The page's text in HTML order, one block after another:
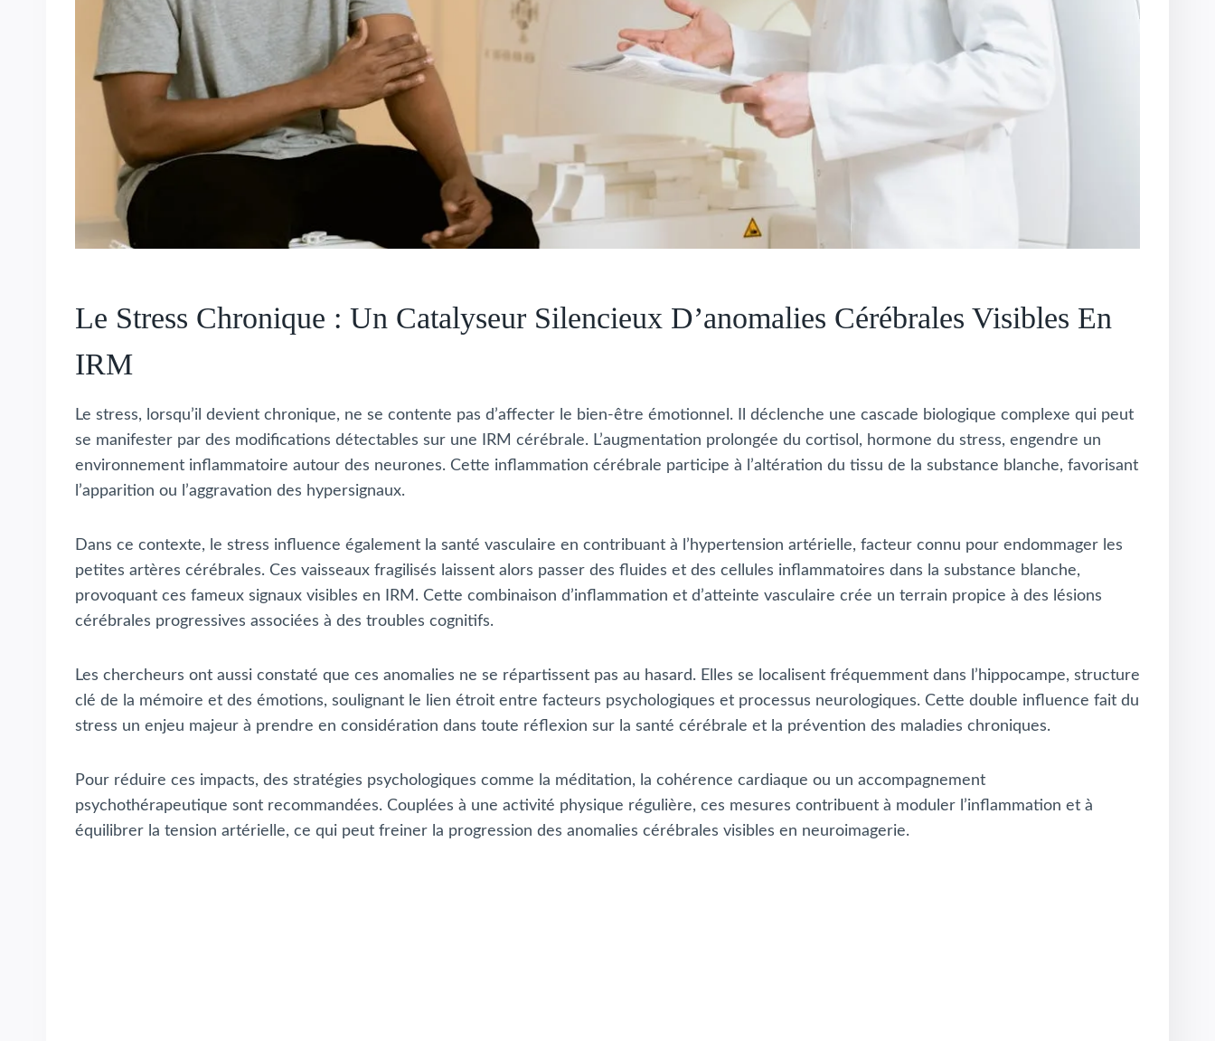
Le Stress Chronique : Un Catalyseur Silencieux D’anomalies Cérébrales Visibles En
IRM
Le stress, lorsqu’il devient chronique, ne se contente pas d’affecter le bien-être émotionnel. Il déclenche une cascade biologique complexe qui peut
se manifester par des modifications détectables sur une IRM cérébrale. L’augmentation prolongée du cortisol, hormone du stress, engendre un
environnement inflammatoire autour des neurones. Cette inflammation cérébrale participe à l’altération du tissu de la substance blanche, favorisant
l’apparition ou l’aggravation des hypersignaux.
Dans ce contexte, le stress influence également la santé vasculaire en contribuant à l’hypertension artérielle, facteur connu pour endommager les
petites artères cérébrales. Ces vaisseaux fragilisés laissent alors passer des fluides et des cellules inflammatoires dans la substance blanche,
provoquant ces fameux signaux visibles en IRM. Cette combinaison d’inflammation et d’atteinte vasculaire crée un terrain propice à des lésions
cérébrales progressives associées à des troubles cognitifs.
Les chercheurs ont aussi constaté que ces anomalies ne se répartissent pas au hasard. Elles se localisent fréquemment dans l’hippocampe, structure
clé de la mémoire et des émotions, soulignant le lien étroit entre facteurs psychologiques et processus neurologiques. Cette double influence fait du
stress un enjeu majeur à prendre en considération dans toute réflexion sur la santé cérébrale et la prévention des maladies chroniques.
Pour réduire ces impacts, des stratégies psychologiques comme la méditation, la cohérence cardiaque ou un accompagnement
psychothérapeutique sont recommandées. Couplées à une activité physique régulière, ces mesures contribuent à moduler l’inflammation et à
équilibrer la tension artérielle, ce qui peut freiner la progression des anomalies cérébrales visibles en neuroimagerie.